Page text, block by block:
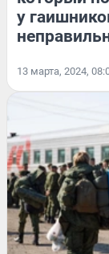
у
13 марта, 2024,